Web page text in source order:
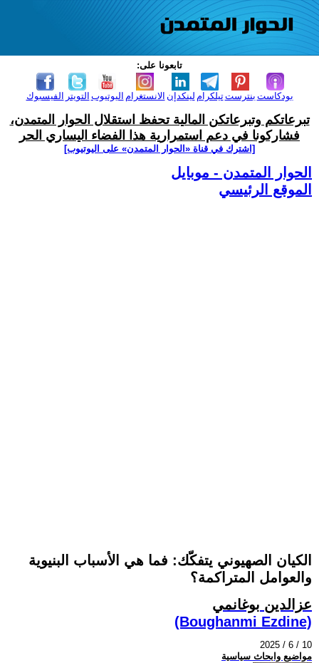
تابعونا على:
الفيسبوك التويتر اليوتيوب الانستغرام لينكدإن تيلكرامبنترست بودكاست
تبرعاتكم وتبرعاتكن المالية تحفظ استقلال الحوار المتمدن،
فشاركونا في دعم استمرارية هذا الفضاء اليساري الحر
[اشترك في قناة ‫«الحوار المتمدن» على اليوتيوب]
الحوار المتمدن - موبايل
الموقع الرئيسي
الكيان الصهيوني يتفكّك: فما هي الأسباب البنيوية
والعوامل المتراكمة؟
عزالدين بوغانمي
(Boughanmi Ezdine)
2025 / 6 / 10
مواضيع وابحاث سياسية